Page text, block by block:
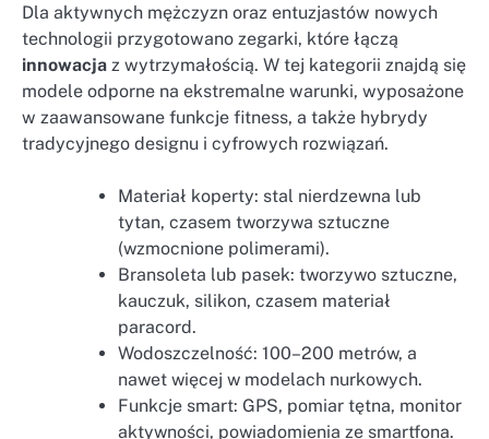
Dla aktywnych mężczyzn oraz entuzjastów nowych
technologii przygotowano zegarki, które łączą
innowacja z wytrzymałością. W tej kategorii znajdą się
modele odporne na ekstremalne warunki, wyposażone
w zaawansowane funkcje fitness, a także hybrydy
tradycyjnego designu i cyfrowych rozwiązań.
Materiał koperty: stal nierdzewna lub
tytan, czasem tworzywa sztuczne
(wzmocnione polimerami).
Bransoleta lub pasek: tworzywo sztuczne,
kauczuk, silikon, czasem materiał
paracord.
Wodoszczelność: 100–200 metrów, a
nawet więcej w modelach nurkowych.
Funkcje smart: GPS, pomiar tętna, monitor
aktywności, powiadomienia ze smartfona.